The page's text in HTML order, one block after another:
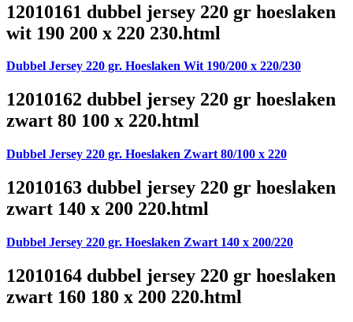
12010161 dubbel jersey 220 gr hoeslaken
wit 190 200 x 220 230.html
Dubbel Jersey 220 gr. Hoeslaken Wit 190/200 x 220/230
12010162 dubbel jersey 220 gr hoeslaken
zwart 80 100 x 220.html
Dubbel Jersey 220 gr. Hoeslaken Zwart 80/100 x 220
12010163 dubbel jersey 220 gr hoeslaken
zwart 140 x 200 220.html
Dubbel Jersey 220 gr. Hoeslaken Zwart 140 x 200/220
12010164 dubbel jersey 220 gr hoeslaken
zwart 160 180 x 200 220.html